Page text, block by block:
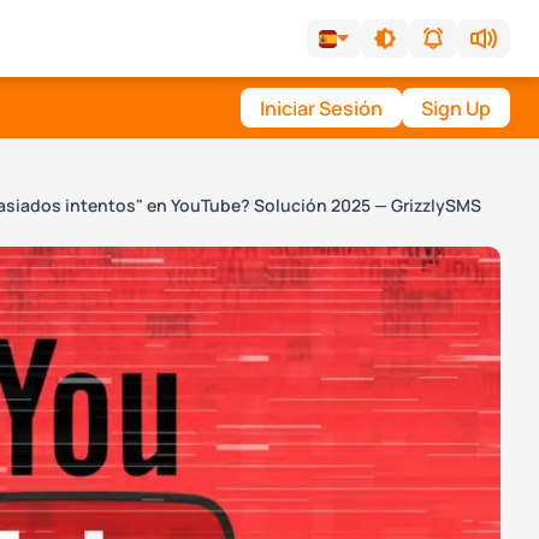
Iniciar Sesión Sign Up
intentos" en YouTube? Solución 2025 — GrizzlySMS